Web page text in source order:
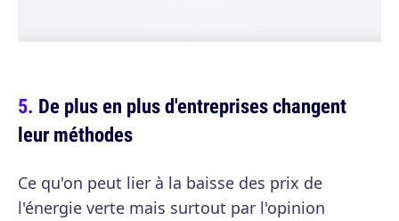
De plus en plus d'entreprises changent
leur méthodes
Ce qu'on peut lier à la baisse des prix de
l'énergie verte mais surtout par l'opinion